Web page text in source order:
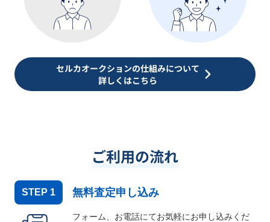
セルカオークションの仕組みについて
詳しくはこちら
ご利用の流れ
STEP 1 無料査定申し込み
フォーム、お電話にてお気軽にお申し込みくだ